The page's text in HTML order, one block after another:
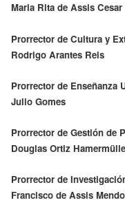
Maria Rita de Assis Cesar
Prorrector de Cultura y
Rodrigo Arantes Reis
Prorrector de Enseñanza
Julio Gomes
Prorrector de Gestión de
Douglas Ortiz
Prorrector de
Francisco de Assis